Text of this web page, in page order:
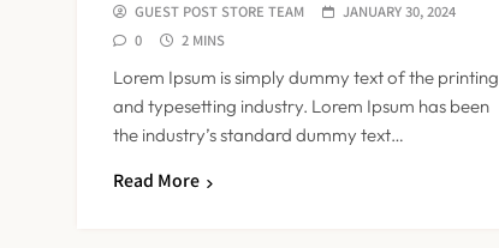
GUEST POST STORE TEAM
JANUARY 30, 2024
0
2 MINS
Lorem Ipsum is simply dummy text of the printing
and typesetting industry. Lorem Ipsum has been
the industry’s standard dummy text…
Read More